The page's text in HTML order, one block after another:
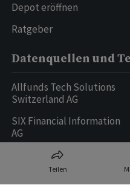
Teilen
Depot eröffnen
Ratgeber
Datenquellen und
Allfunds Tech Solutions
Switzerland AG
SIX Financial Information
AG